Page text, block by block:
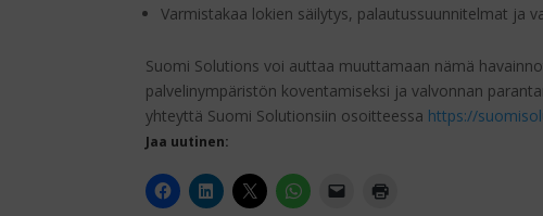
Varmistakaa lokien säilytys, palautussuunnitelmat ja
Suomi Solutions voi auttaa muuttamaan nämä
palvelinympäristön koventamiseksi ja valvonnan
yhteyttä Suomi Solutionsiin osoitteessa https://
Jaa uutinen: